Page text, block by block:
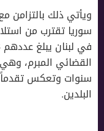
ويأتي ذلك بالتزامن
سوريا تقترب من
القضائي المبرم،
سنوات وتعكس تقدماً
البلدين.